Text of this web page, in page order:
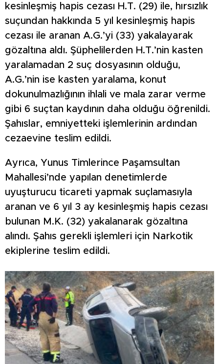
kesinleşmiş hapis cezası H.T. (29) ile, hırsızlık
suçundan hakkında 5 yıl kesinleşmiş hapis
cezası ile aranan A.G.’yi (33) yakalayarak
gözaltına aldı. Şüphelilerden H.T.’nin kasten
yaralamadan 2 suç dosyasının olduğu,
A.G.’nin ise kasten yaralama, konut
dokunulmazlığının ihlali ve mala zarar verme
gibi 6 suçtan kaydının daha olduğu öğrenildi.
Şahıslar, emniyetteki işlemlerinin ardından
cezaevine teslim edildi.
Ayrıca, Yunus Timlerince Paşamsultan
Mahallesi’nde yapılan denetimlerde
uyuşturucu ticareti yapmak suçlamasıyla
aranan ve 6 yıl 3 ay kesinleşmiş hapis cezası
bulunan M.K. (32) yakalanarak gözaltına
alındı. Şahıs gerekli işlemleri için Narkotik
ekiplerine teslim edildi.